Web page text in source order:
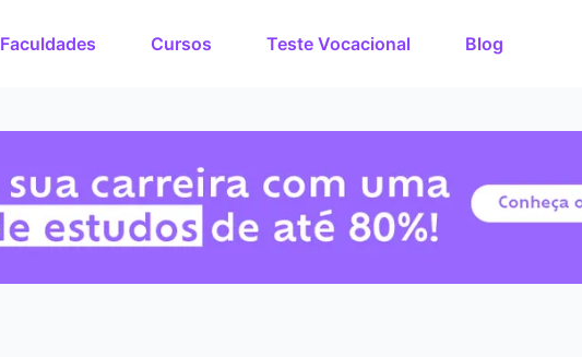
Faculdades Cursos Teste Vocacional Blog
Faça o curso dos
Encontre bolsas de estudos de até 80%
O que você
Em que